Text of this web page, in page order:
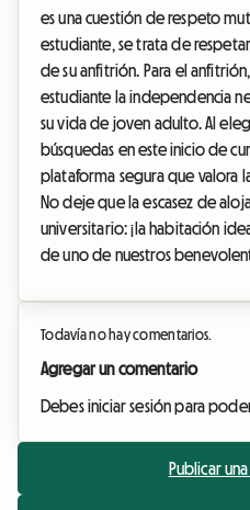
es una cuestión de respeto
estudiante, se trata de
de su anfitrión. Para el
estudiante la independencia
su vida de joven adulto. Al
búsquedas en este inicio de
plataforma segura que valora
No deje que la escasez de
universitario: ¡la habitación
de uno de nuestros
Todavía no hay comentarios.
Agregar un comentario
Debes iniciar sesión para
Publicar